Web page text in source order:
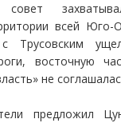
совет
всей Юго-
Трусовским
восточную
не
предложил